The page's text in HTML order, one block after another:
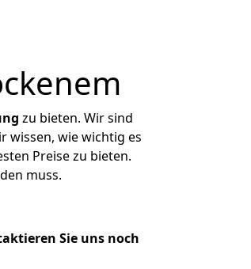
zu bieten. Wir sind
wissen, wie wichtig es
Preise zu bieten.
muss.
Sie uns noch